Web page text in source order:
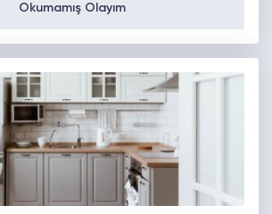
Okumamış Olayım